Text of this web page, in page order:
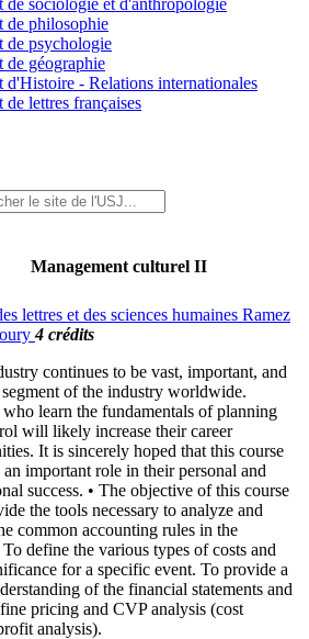
de sociologie et d'anthropologie
de philosophie
de psychologie
de géographie
d'Histoire - Relations internationales
de lettres françaises
Management culturel II
lettres et des sciences humaines Ramez
4 crédits
continues to be vast, important, and
of the industry worldwide.
who learn the fundamentals of planning
will likely increase their career
It is sincerely hoped that this course
important role in their personal and
success. • The objective of this course
the tools necessary to analyze and
common accounting rules in the
define the various types of costs and
for a specific event. To provide a
of the financial statements and
pricing and CVP analysis (cost
analysis).